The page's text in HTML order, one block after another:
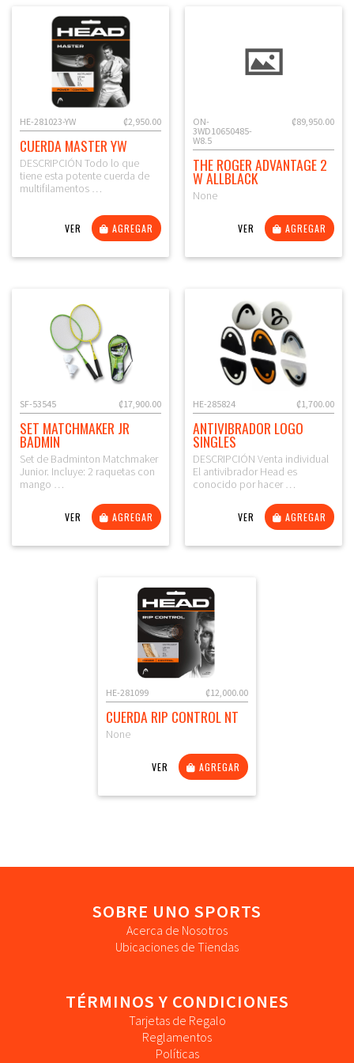
₡2,950.00
HE-281023-YW
CUERDA MASTER YW
DESCRIPCIÓN Todo lo que
tiene esta potente cuerda de
multifilamentos …
VER AGREGAR
₡89,950.00
ON-
3WD10650485-
W8.5
THE ROGER ADVANTAGE 2
W ALLBLACK
None
VER AGREGAR
₡17,900.00
SF-53545
SET MATCHMAKER JR
BADMIN
Set de Badminton Matchmaker
Junior. Incluye: 2 raquetas con
mango …
VER AGREGAR
₡1,700.00
HE-285824
ANTIVIBRADOR LOGO
SINGLES
DESCRIPCIÓN Venta individual
El antivibrador Head es
conocido por hacer …
VER AGREGAR
₡12,000.00
HE-281099
CUERDA RIP CONTROL NT
None
VER AGREGAR
SOBRE UNO SPORTS
Acerca de Nosotros
Ubicaciones de Tiendas
TÉRMINOS Y CONDICIONES
Tarjetas de Regalo
Reglamentos
Políticas